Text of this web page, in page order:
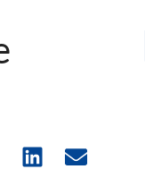
Share Share